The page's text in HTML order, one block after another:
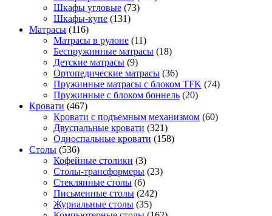
Шкафы угловые (73)
Шкафы-купе (131)
Матрасы (116)
Матрасы в рулоне (11)
Беспружинные матрасы (18)
Детские матрасы (9)
Ортопедические матрасы (36)
Пружинные матрасы с блоком TFK (74)
Пружинные с блоком боннель (20)
Кровати (467)
Кровати с подъемным механизмом (60)
Двуспальные кровати (321)
Односпальные кровати (158)
Столы (536)
Кофейные столики (3)
Столы-трансформеры (23)
Стеклянные столы (6)
Письменные столы (242)
Журнальные столы (35)